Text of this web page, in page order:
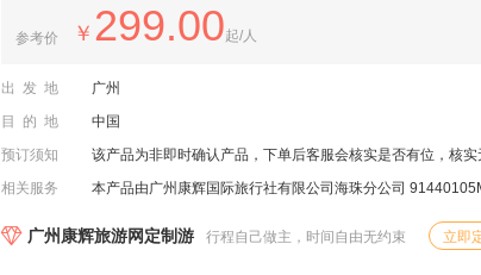
参考价 ￥ 299.00起/人
出发地
广州
目的地
中国
预订须知
该产品为非即时确认产品，下单后客服会核实是否有位，核
相关服务
本产品由广州康辉国际旅行社有限公司海珠分公司
广州康辉旅游网定制游 行程自己做主，时间自由无约束 立即